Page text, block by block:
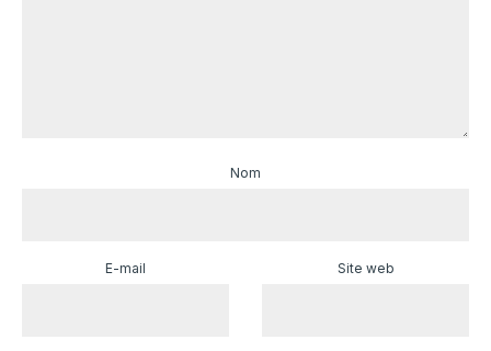
Nom
E-mail Site web